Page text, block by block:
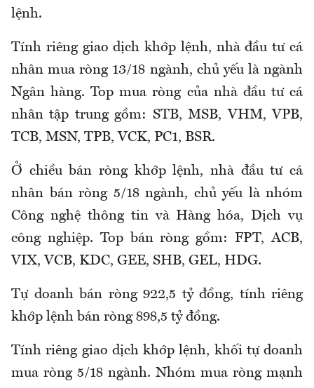
lệnh.
Tính riêng giao dịch khớp lệnh, nhà đầu tư cá
nhân mua ròng 13/18 ngành, chủ yếu là ngành
Ngân hàng. Top mua ròng của nhà đầu tư cá
nhân tập trung gồm: STB, MSB, VHM, VPB,
TCB, MSN, TPB, VCK, PC1, BSR.
Ở chiều bán ròng khớp lệnh, nhà đầu tư cá
nhân bán ròng 5/18 ngành, chủ yếu là nhóm
Công nghệ thông tin và Hàng hóa, Dịch vụ
công nghiệp. Top bán ròng gồm: FPT, ACB,
VIX, VCB, KDC, GEE, SHB, GEL, HDG.
Tự doanh bán ròng 922,5 tỷ đồng, tính riêng
khớp lệnh bán ròng 898,5 tỷ đồng.
Tính riêng giao dịch khớp lệnh, khối tự doanh
mua ròng 5/18 ngành. Nhóm mua ròng mạnh